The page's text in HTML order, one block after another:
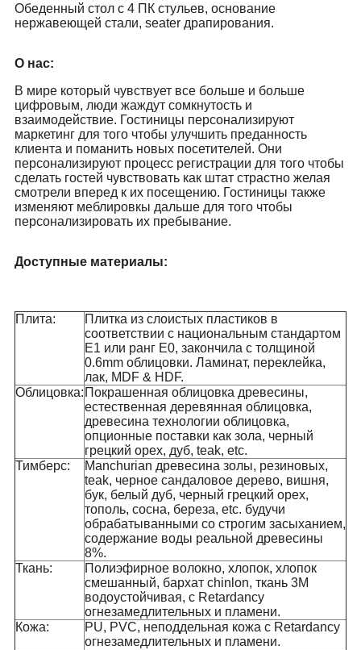
Обеденный стол с 4 ПК стульев, основание
нержавеющей стали, seater драпирования.
О нас:
В мире который чувствует все больше и больше
цифровым, люди жаждут сомкнутость и
взаимодействие. Гостиницы персонализируют
маркетинг для того чтобы улучшить преданность
клиента и поманить новых посетителей. Они
персонализируют процесс регистрации для того чтобы
сделать гостей чувствовать как штат страстно желая
смотрели вперед к их посещению. Гостиницы также
изменяют меблировкы дальше для того чтобы
персонализировать их пребывание.
Доступные материалы:
Плита:
Плитка из слоистых пластиков в
соответствии с национальным стандартом
E1 или ранг E0, закончила с толщиной
0.6mm облицовки. Ламинат, переклейка,
лак, MDF & HDF.
Облицовка: Покрашенная облицовка древесины,
естественная деревянная облицовка,
древесина технологии облицовка,
опционные поставки как зола, черный
грецкий орех, дуб, teak, etc.
Тимберс:
Manchurian древесина золы, резиновых,
teak, черное сандаловое дерево, вишня,
бук, белый дуб, черный грецкий орех,
тополь, сосна, береза, etc. будучи
обрабатыванными со строгим засыханием,
содержание воды реальной древесины
8%.
Ткань:
Полиэфирное волокно, хлопок, хлопок
смешанный, бархат chinlon, ткань 3M
водоустойчивая, с Retardancy
огнезамедлительных и пламени.
Кожа:
PU, PVC, неподдельная кожа с Retardancy
огнезамедлительных и пламени.